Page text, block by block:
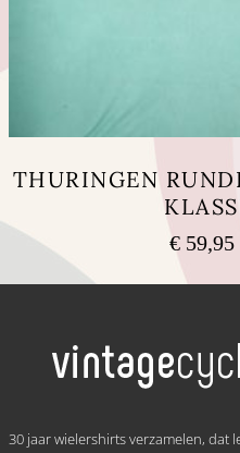
THURINGEN
€59,95
30 jaar wielershirts verzamelen, dat